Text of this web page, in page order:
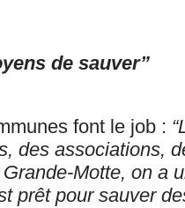
de sauver”
font le job :
des associations,
Motte, on a
prêt pour sauver